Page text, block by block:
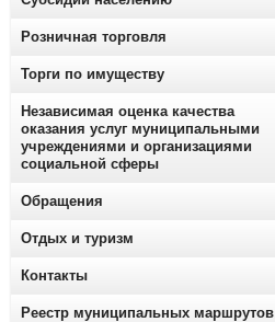
Розничная торговля
Торги по имуществу
Независимая оценка качества
оказания услуг муниципальными
учреждениями и организациями
социальной сферы
Обращения
Отдых и туризм
Контакты
Реестр муниципальных маршрутов